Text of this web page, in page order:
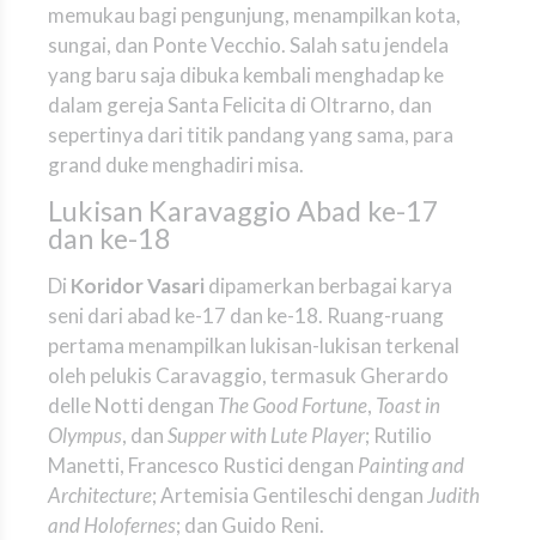
memukau bagi pengunjung, menampilkan kota,
sungai, dan Ponte Vecchio. Salah satu jendela
yang baru saja dibuka kembali menghadap ke
dalam gereja Santa Felicita di Oltrarno, dan
sepertinya dari titik pandang yang sama, para
grand duke menghadiri misa.
Lukisan Karavaggio Abad ke-17
dan ke-18
Di Koridor Vasari dipamerkan berbagai karya
seni dari abad ke-17 dan ke-18. Ruang-ruang
pertama menampilkan lukisan-lukisan terkenal
oleh pelukis Caravaggio, termasuk Gherardo
delle Notti dengan The Good Fortune, Toast in
Olympus, danSupper with Lute Player; Rutilio
Manetti, Francesco Rustici dengan Painting and
Architecture; Artemisia Gentileschi dengan Judith
and Holofernes; dan Guido Reni.